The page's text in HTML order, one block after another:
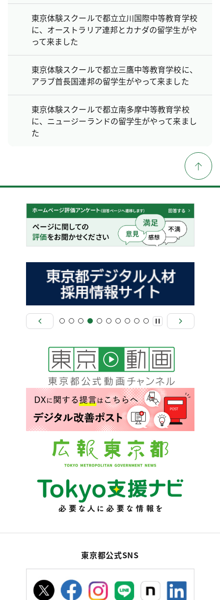
東京体験スクールで都立立川国際中等教育学校
に、オーストラリア連邦とカナダの留学生がや
って来ました
東京体験スクールで都立三鷹中等教育学校に、
アラブ首長国連邦の留学生がやって来ました
東京体験スクールで都立南多摩中等教育学校
に、ニュージーランドの留学生がやって来まし
た
東京都公式SNS